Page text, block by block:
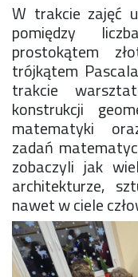
Informacja o teście z języka
Stypendia naukowe
Plan nauczania klasa 7. i 8.
W trakcie zajęć
pomiędzy
prostokątem
trójkątem
trakcie
konstrukcji
matematyki
zadań
zobaczyli jak
architekturze,
nawet w ciele